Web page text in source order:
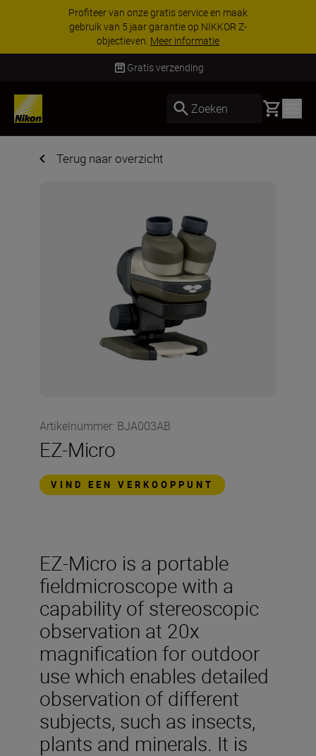
Profiteer van onze gratis service en maak
gebruik van 5 jaar garantie op NIKKOR Z-
objectieven. Meer informatie
Gratis verzending
Zoeken Basket
Terug naar overzicht
Artikelnummer: BJA003AB
EZ-Micro
VIND EEN VERKOOPPUNT
EZ-Micro is a portable
fieldmicroscope with a
capability of stereoscopic
observation at 20x
magnification for outdoor
use which enables detailed
observation of different
subjects, such as insects,
plants and minerals. It is